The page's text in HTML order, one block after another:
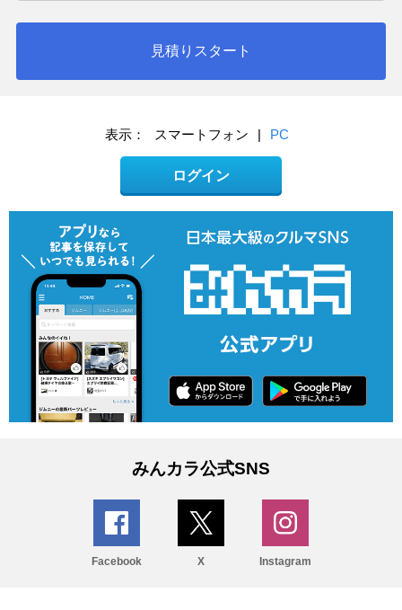
見積りスタート
表示： スマートフォン | PC
ログイン
みんカラ公式SNS
Facebook X Instagram